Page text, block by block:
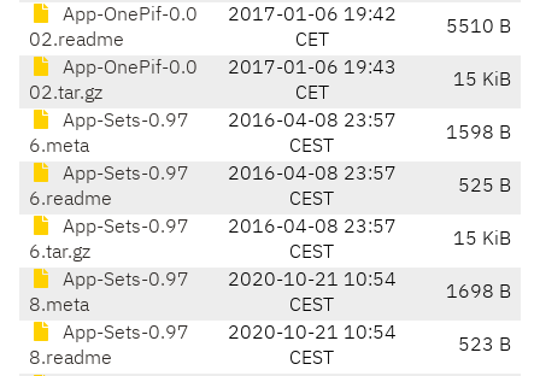
App-OnePif-0.0
02.readme
2017-01-06 19:42
CET
5510 B
App-OnePif-0.0
02.tar.gz
2017-01-06 19:43
CET
15 KiB
App-Sets-0.97
6.meta
2016-04-08 23:57
CEST
1598 B
App-Sets-0.97
6.readme
2016-04-08 23:57
CEST
525 B
App-Sets-0.97
6.tar.gz
2016-04-08 23:57
CEST
15 KiB
App-Sets-0.97
8.meta
2020-10-21 10:54
CEST
1698 B
App-Sets-0.97
8.readme
2020-10-21 10:54
CEST
523 B